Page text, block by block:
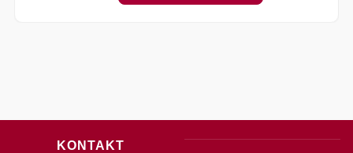
KONTAKT